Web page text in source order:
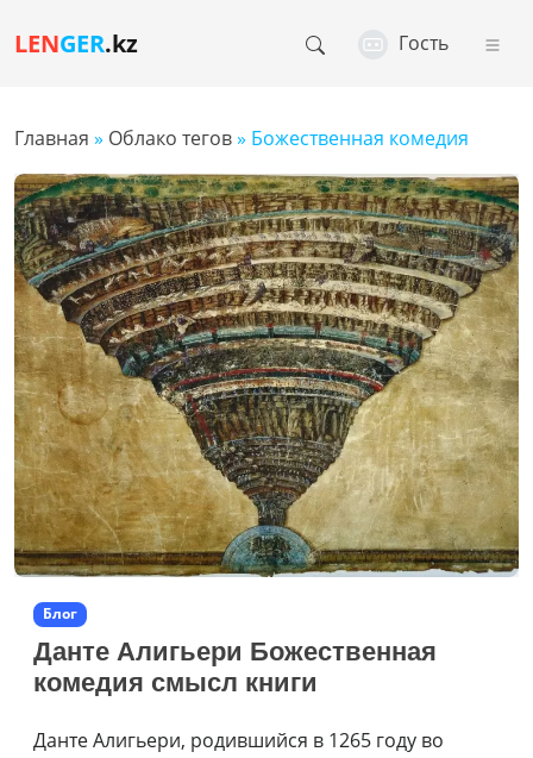
LENGER.kz Гость
Главная » Облако тегов» Божественная комедия
Блог
Данте Алигьери Божественная
комедия смысл книги
Данте Алигьери, родившийся в 1265 году во